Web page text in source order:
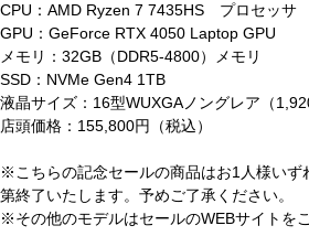
CPU：AMD Ryzen 7 7435HS プロセッサ
GPU：GeForce RTX 4050 Laptop GPU
メモリ：32GB（DDR5-4800）メモリ
SSD：NVMe Gen4 1TB
液晶サイズ：16型WUXGAノングレア（
店頭価格：155,800円（税込）
※こちらの記念セールの商品はお1人様いず
第終了いたします。予めご了承ください。
※その他のモデルはセールのWEBサイトを